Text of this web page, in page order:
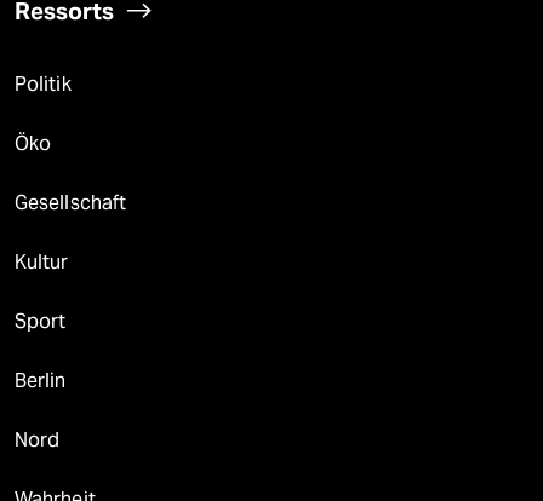
Ressorts
Politik
Öko
Gesellschaft
Kultur
Sport
Berlin
Nord